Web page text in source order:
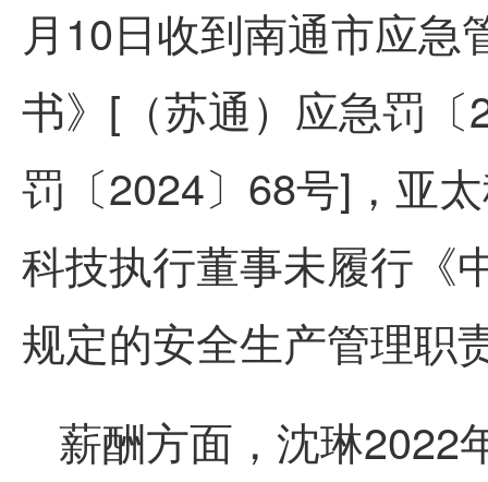
月10日收到南通市应
书》[（苏通）应急罚
罚〔2024〕68号]，亚
科技执行董事未履行《
规定的安全生产管理职
薪酬方面，沈琳2022